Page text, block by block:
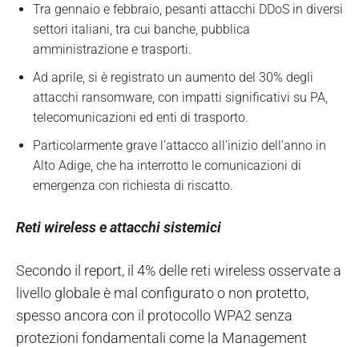
Tra gennaio e febbraio, pesanti attacchi DDoS in diversi
settori italiani, tra cui banche, pubblica
amministrazione e trasporti.
Ad aprile, si è registrato un aumento del 30% degli
attacchi ransomware, con impatti significativi su PA,
telecomunicazioni ed enti di trasporto.
Particolarmente grave l’attacco all’inizio dell’anno in
Alto Adige, che ha interrotto le comunicazioni di
emergenza con richiesta di riscatto.
Reti wireless e attacchi sistemici
Secondo il report, il 4% delle reti wireless osservate a
livello globale è mal configurato o non protetto,
spesso ancora con il protocollo WPA2 senza
protezioni fondamentali come la Management